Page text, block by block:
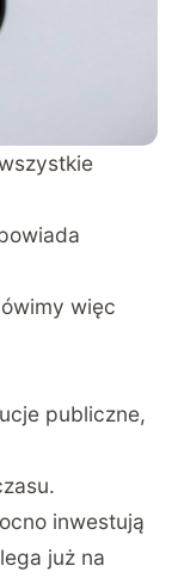
więc
publiczne,
inwestują
już na